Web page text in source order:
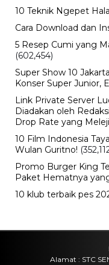
10 Teknik Ngepet
Cara Download dan
5 Resep Cumi yang
(602,454)
Super Show 10
Konser Super Junior,
Link Private Server
Diadakan oleh
Drop Rate yang
10 Film Indonesia
Wulan Guritno!
Promo Burger King
Paket Hematnya
10 klub terbaik pes
Alamat : STC